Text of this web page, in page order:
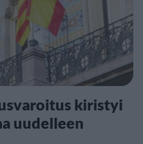
kiristyi
uudelleen